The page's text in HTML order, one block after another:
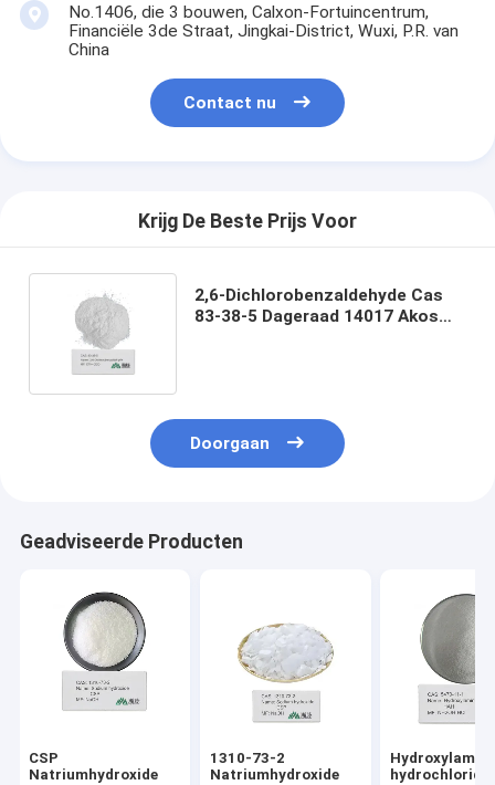
No.1406, die 3 bouwen, Calxon-Fortuincentrum,
Financiële 3de Straat, Jingkai-District, Wuxi, P.R. van
China
Contact nu
Krijg De Beste Prijs Voor
2,6-Dichlorobenzaldehyde Cas
83-38-5 Dageraad 14017 Akos
Doorgaan
Geadviseerde Producten
CSP
Natriumhydroxide
1310-73-2
Natriumhydroxide
hydrochloride